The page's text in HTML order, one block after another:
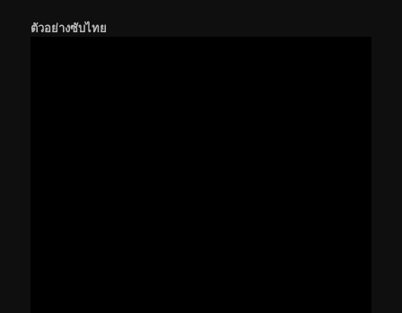
ตัวอย่างซับไทย